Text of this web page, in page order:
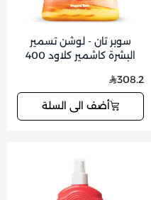
سوبر تان - لوشن تسمير
البشرة كاشمير كلاود 400
308.2
أضف الى السلة